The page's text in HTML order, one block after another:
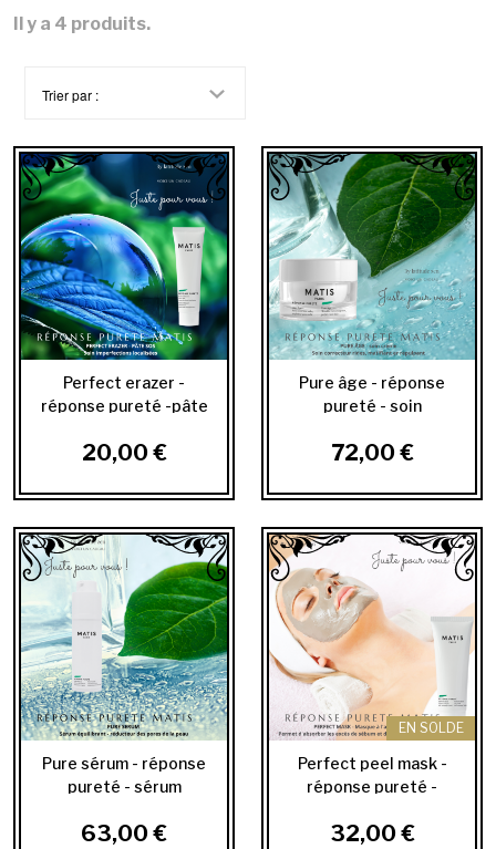
Il y a 4 produits.
Perfect erazer -
réponse pureté -pâte
20,00 €
Pure âge - réponse
pureté - soin
72,00 €
Pure sérum - réponse
pureté - sérum
63,00 €
EN SOLDE
Perfect peel mask -
réponse pureté -
32,00 €